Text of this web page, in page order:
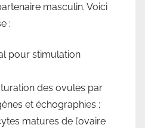
masculin. Voici
:
pour stimulation
des ovules par
et échographies ;
matures de l’ovaire